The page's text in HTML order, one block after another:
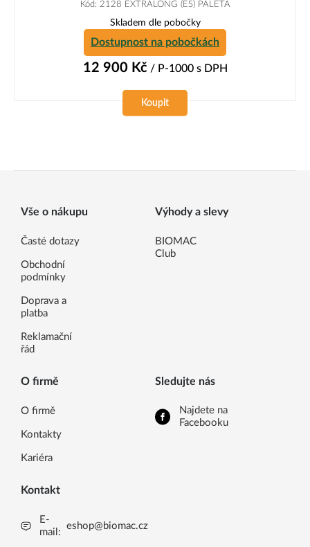
Kód: 2128 EXTRALONG (ES) PALETA
Skladem dle pobočky
Dostupnost na pobočkách
12 900 Kč/ P-1000 s DPH
Koupit
Vše o nákupu
Časté dotazy
Obchodní
podmínky
Doprava a
platba
Reklamační
řád
Výhody a slevy
BIOMAC
Club
O firmě
O firmě
Kontakty
Kariéra
Sledujte nás
Najdete na
Facebooku
Kontakt
E-
mail:
eshop@biomac.cz